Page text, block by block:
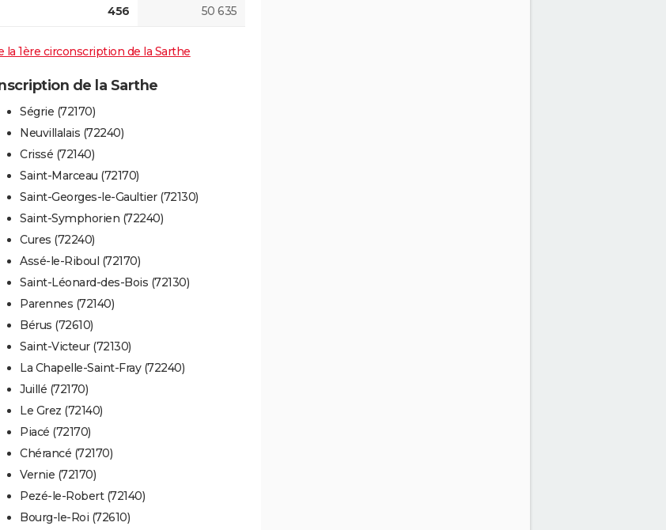
456 50 635
la 1ère circonscription de la Sarthe
de la Sarthe
Ségrie (72170)
Neuvillalais (72240)
Crissé (72140)
Saint-Marceau (72170)
Saint-Georges-le-Gaultier (72130)
Saint-Symphorien (72240)
Cures (72240)
Assé-le-Riboul (72170)
Saint-Léonard-des-Bois (72130)
Parennes (72140)
Bérus (72610)
Saint-Victeur (72130)
La Chapelle-Saint-Fray (72240)
Juillé (72170)
Le Grez (72140)
Piacé (72170)
Chérancé (72170)
Vernie (72170)
Pezé-le-Robert (72140)
Bourg-le-Roi (72610)